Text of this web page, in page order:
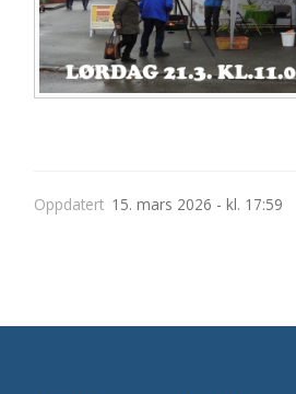
Oppdatert 15. mars 2026 - kl. 17:59